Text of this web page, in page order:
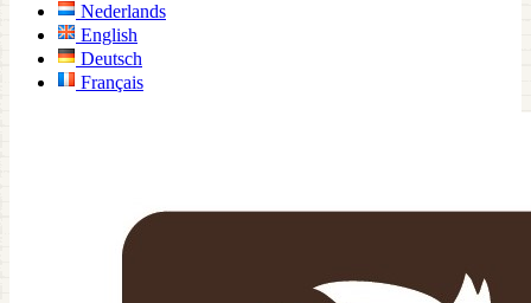
Nederlands
English
Deutsch
Français